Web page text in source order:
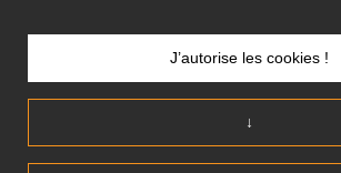
FRANCE/FRANÇAIS (FR)
↓
J’autorise les cookies !